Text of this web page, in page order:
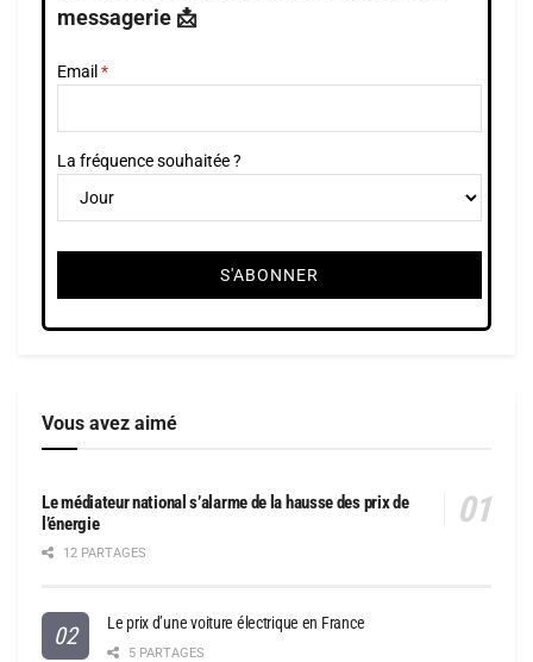
messagerie 📩
Email
La fréquence souhaitée ?
Vous avez aimé
Le médiateur national s’alarme de la hausse des prix de
l’énergie
12 PARTAGES
Le prix d’une voiture électrique en France
5 PARTAGES